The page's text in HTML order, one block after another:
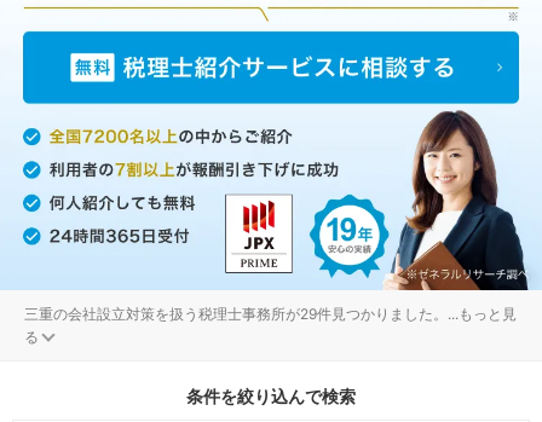
三重の会社設立対策を扱う税理士事務所が29件見つかりました。 ...もっと見
る
条件を絞り込んで検索